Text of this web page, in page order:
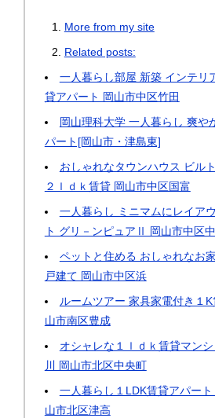
More from my site
Related posts:
一人暮らし部屋 新築 インテリ
貸アパート 岡山市中区竹田
岡山理科大学 一人暮らし 爽や
パート[岡山市・津島東]
おしゃれなタウンハウス ビル
２ｌｄｋ賃貸 岡山市中区国富
一人暮らし ミニマムにレイア
ト グリ－ンピュアⅡ 岡山市中区
ペットと住める おしゃれなお
戸建て 岡山市中区浜
ルームツアー 家具家電付き１
山市南区豊成
オシャレな１ｌｄｋ賃貸マン
川 岡山市北区中央町
一人暮らし１LDK賃貸アパー
山市北区津高